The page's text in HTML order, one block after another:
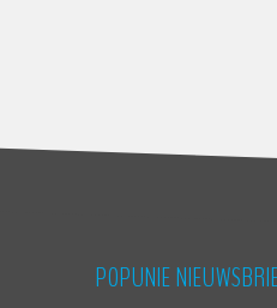
POPUNIE